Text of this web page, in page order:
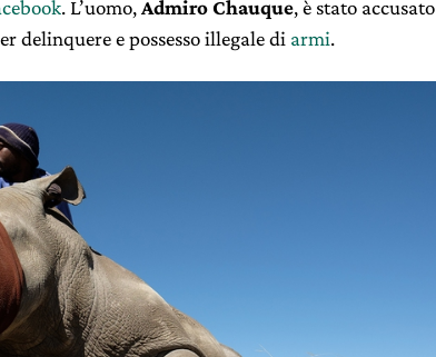
. L’uomo,Admiro Chauque, è stato accusato
delinquere e possesso illegale di armi.